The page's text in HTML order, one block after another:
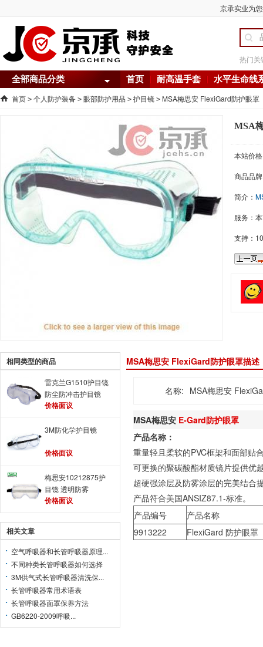
京承实业为
热门关
全部商品分类 首页 耐高温手套 水平生命线
首页 > 个人防护装备 > 眼部防护用品 > 护目镜 > MSA梅思安 FlexiGard防护眼罩
MSA
本站价
商品品
简介：
服务：
支持：
相同类型的商品
雷克兰G1510护目镜
防尘防冲击护目镜
价格面议
3M防化学护目镜
价格面议
梅思安10212875护
目镜 透明防雾
价格面议
相关文章
空气呼吸器和长管呼吸器原理...
不同种类长管呼吸器如何选择
3M供气式长管呼吸器清洗保...
长管呼吸器常用术语表
长管呼吸器面罩保养方法
GB6220-2009呼吸...
MSA梅思安 FlexiGard防护眼罩描述
名称: MSA梅思安
MSA梅思安 E-Gard防护眼罩
产品名称：
重量轻且柔软的PVC框架和面部贴
可更换的聚碳酸酯材质镜片提供优
超硬强涂层及防雾涂层的完美结合
产品符合美国ANSIZ87.1-标准。
产品编号
产品名称
9913222
FlexiGard 防护眼罩